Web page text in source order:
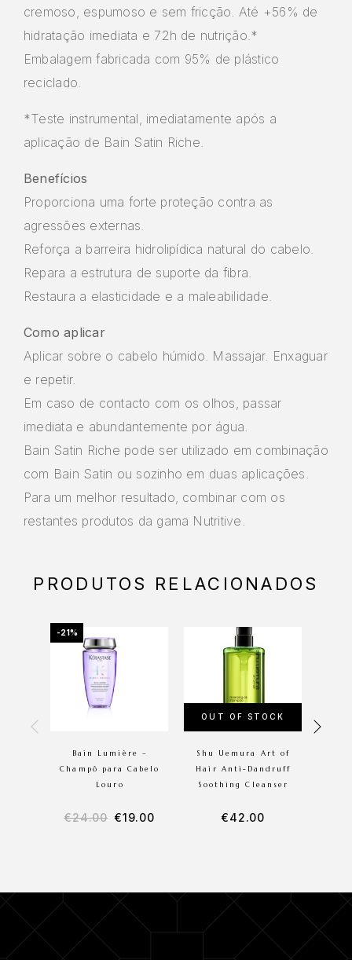
cremoso, espumoso e sem fricção. Até +56% de
hidratação imediata e 72h de nutrição.*
Embalagem fabricada com 95% de plástico
reciclado.
*Teste instrumental, imediatamente após a
aplicação de Bain Satin Riche.
Benefícios
Proporciona uma forte proteção contra as
agressões externas.
Reforça a barreira hidrolipídica natural do cabelo.
Repara a estrutura de suporte da fibra.
Restaura a elasticidade e a maleabilidade.
Como aplicar
Aplicar sobre o cabelo húmido. Massajar. Enxaguar
e repetir.
Em caso de contacto com os olhos, passar
imediata e abundantemente por água.
Bain Satin Riche pode ser utilizado em combinação
com Bain Satin ou sozinho em duas aplicações.
Para um melhor resultado, combinar com os
restantes produtos da gama Nutritive.
PRODUTOS RELACIONADOS
-21%
Bain Lumière –
Champô para Cabelo
Louro
€24.00 €19.00
OUT OF STOCK
Shu Uemura Art of
Hair Anti-Dandruff
Soothing Cleanser
€42.00